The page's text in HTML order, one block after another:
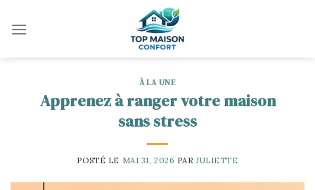
À LA UNE
Apprenez à ranger votre maison
sans stress
POSTÉ LE MAI 31, 2026 PARJULIETTE